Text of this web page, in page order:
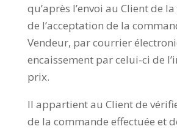
qu’après l’envoi au Client de
de l’acceptation de la
Vendeur, par courrier
encaissement par celui-ci de
prix.
Il appartient au Client de
de la commande effectuée et